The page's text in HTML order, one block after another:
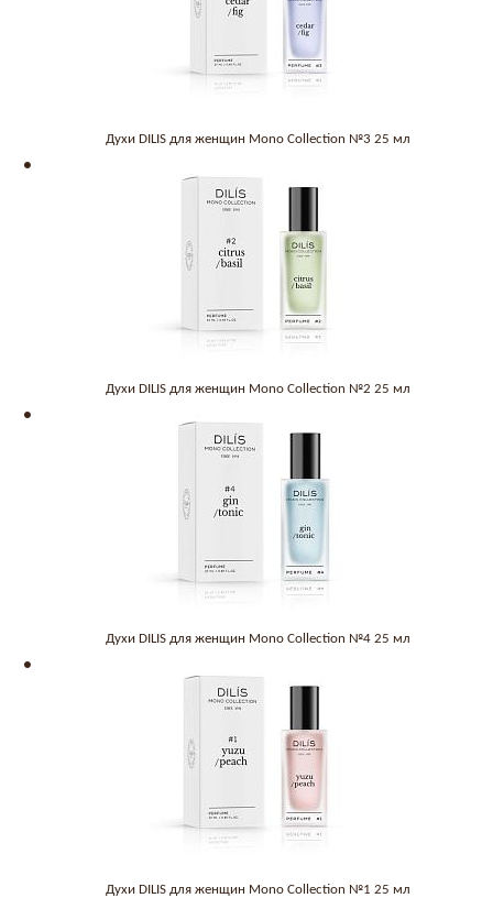
Духи DILIS для женщин Mono Collection №3 25 мл
Духи DILIS для женщин Mono Collection №2 25 мл
Духи DILIS для женщин Mono Collection №4 25 мл
Духи DILIS для женщин Mono Collection №1 25 мл